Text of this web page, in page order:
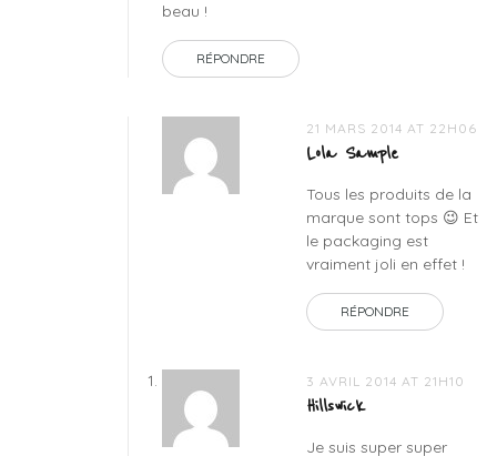
beau !
RÉPONDRE
21 MARS 2014 AT 22H06
Lola Sample
Tous les produits de la
marque sont tops 😉 Et
le packaging est
vraiment joli en effet !
RÉPONDRE
3 AVRIL 2014 AT 21H10
Hillswick
Je suis super super